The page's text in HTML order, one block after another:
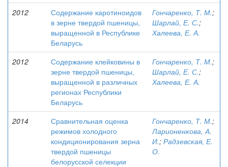
2012
Содержание каротиноидов
в зерне твердой пшеницы,
выращенной в Республике
Беларусь
Гончаренко, Т. М.;
Шарлай, Е. С.;
Халеева, Е. А.
2012
Содержание клейковины в
зерне твердой пшеницы,
выращенной в различных
регионах Республики
Беларусь
Гончаренко, Т. М.;
Шарлай, Е. С.;
Халеева, Е. А.
2014
Сравнительная оценка
режимов холодного
кондиционирования зерна
твердой пшеницы
белорусской селекции
Гончаренко, Т. М.;
Ларионенкова, А.
И.; Радзевская, Е.
О.